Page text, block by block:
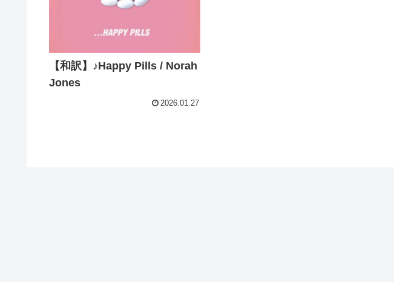
【和訳】♪Happy Pills / Norah
Jones
2026.01.27